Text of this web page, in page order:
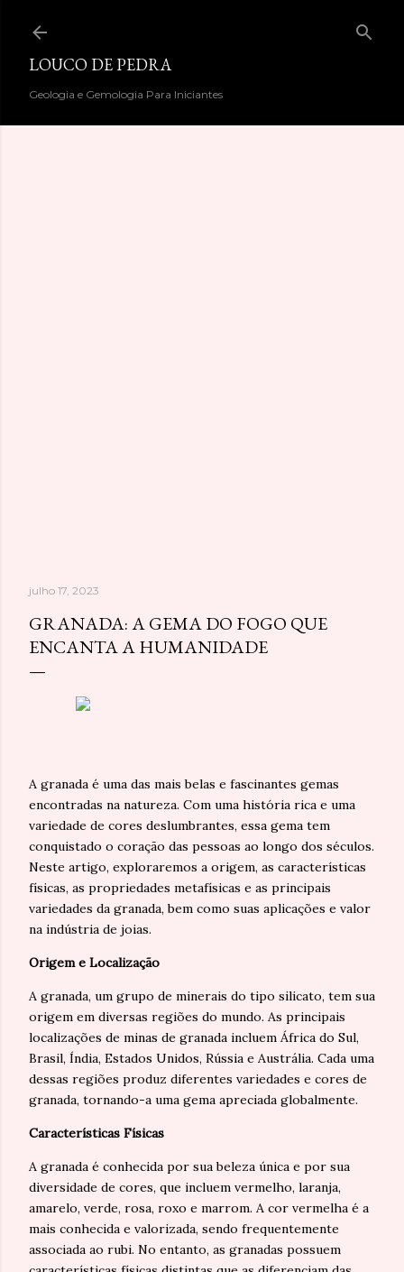
LOUCO DE PEDRA
Geologia e Gemologia Para Iniciantes
julho 17, 2023
GRANADA: A GEMA DO FOGO QUE
ENCANTA A HUMANIDADE
A granada é uma das mais belas e fascinantes gemas
encontradas na natureza. Com uma história rica e uma
variedade de cores deslumbrantes, essa gema tem
conquistado o coração das pessoas ao longo dos séculos.
Neste artigo, exploraremos a origem, as características
físicas, as propriedades metafísicas e as principais
variedades da granada, bem como suas aplicações e valor
na indústria de joias.
Origem e Localização
A granada, um grupo de minerais do tipo silicato, tem sua
origem em diversas regiões do mundo. As principais
localizações de minas de granada incluem África do Sul,
Brasil, Índia, Estados Unidos, Rússia e Austrália. Cada uma
dessas regiões produz diferentes variedades e cores de
granada, tornando-a uma gema apreciada globalmente.
Características Físicas
A granada é conhecida por sua beleza única e por sua
diversidade de cores, que incluem vermelho, laranja,
amarelo, verde, rosa, roxo e marrom. A cor vermelha é a
mais conhecida e valorizada, sendo frequentemente
associada ao rubi. No entanto, as granadas possuem